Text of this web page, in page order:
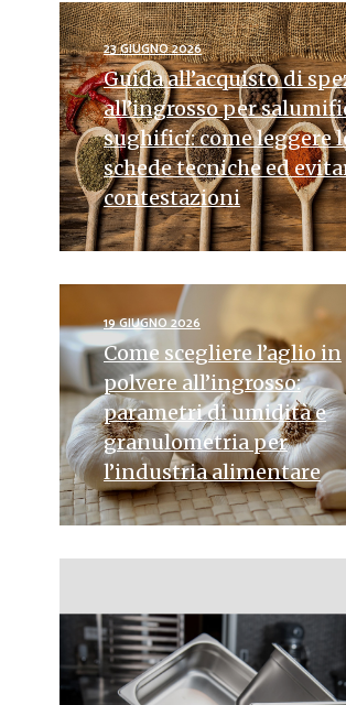
23 GIUGNO 2026
Guida all’acquisto di
all’ingrosso per
sughifici: come leggere
schede tecniche ed
contestazioni
19 GIUGNO 2026
Come scegliere l’aglio in
polvere all’ingrosso:
parametri di umidità e
granulometria per
l’industria alimentare